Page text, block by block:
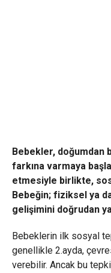
Bebekler, doğumdan
farkına varmaya
etmesiyle birlikte,
Bebeğin; fiziksel ya
gelişimini doğrudan
Bebeklerin ilk sosyal
genellikle 2.ayda,
verebilir. Ancak bu